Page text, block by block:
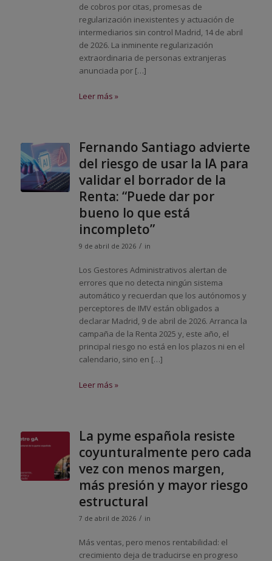
de cobros por citas, promesas de
regularización inexistentes y actuación de
intermediarios sin control Madrid, 14 de abril
de 2026. La inminente regularización
extraordinaria de personas extranjeras
anunciada por […]
Leer más »
Fernando Santiago advierte
del riesgo de usar la IA para
validar el borrador de la
Renta: “Puede dar por
bueno lo que está
incompleto”
9 de abril de 2026 / in
Los Gestores Administrativos alertan de
errores que no detecta ningún sistema
automático y recuerdan que los autónomos y
perceptores de IMV están obligados a
declarar Madrid, 9 de abril de 2026. Arranca la
campaña de la Renta 2025 y, este año, el
principal riesgo no está en los plazos ni en el
calendario, sino en […]
Leer más »
La pyme española resiste
coyunturalmente pero cada
vez con menos margen,
más presión y mayor riesgo
estructural
7 de abril de 2026 / in
Más ventas, pero menos rentabilidad: el
crecimiento deja de traducirse en progreso